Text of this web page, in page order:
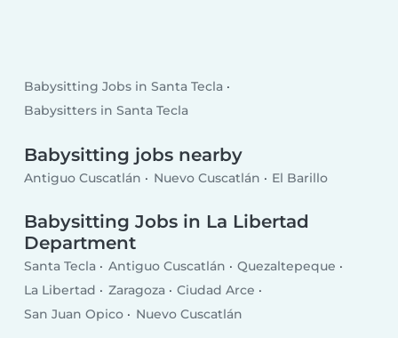
Babysitting Jobs in Santa Tecla
Babysitters in Santa Tecla
Babysitting jobs nearby
Antiguo Cuscatlán Nuevo Cuscatlán El Barillo
Babysitting Jobs in La Libertad
Department
Santa Tecla Antiguo Cuscatlán
Quezaltepeque
La Libertad
Zaragoza
Ciudad Arce
San Juan Opico
Nuevo Cuscatlán